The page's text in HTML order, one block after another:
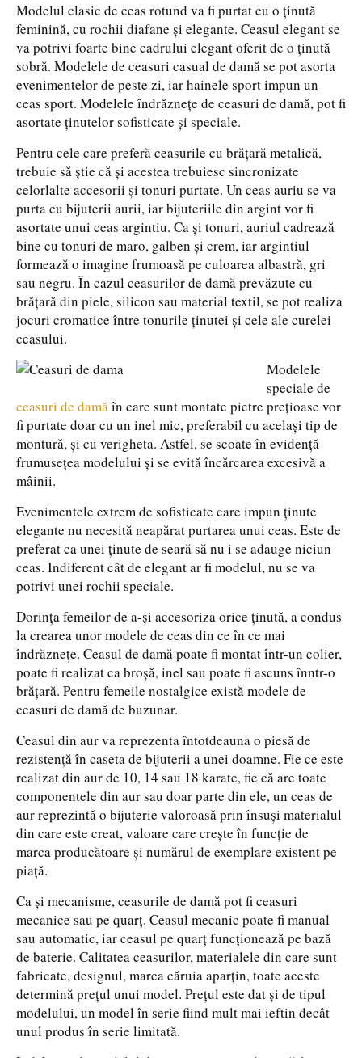
Modelul clasic de ceas rotund va fi purtat cu o ţinută
feminină, cu rochii diafane şi elegante. Ceasul elegant se
va potrivi foarte bine cadrului elegant oferit de o ţinută
sobră. Modelele de ceasuri casual de damă se pot asorta
evenimentelor de peste zi, iar hainele sport impun un
ceas sport. Modelele îndrăzneţe de ceasuri de damă, pot fi
asortate ţinutelor sofisticate şi speciale.
Pentru cele care preferă ceasurile cu brăţară metalică,
trebuie să ştie că şi acestea trebuiesc sincronizate
celorlalte accesorii şi tonuri purtate. Un ceas auriu se va
purta cu bijuterii aurii, iar bijuteriile din argint vor fi
asortate unui ceas argintiu. Ca şi tonuri, auriul cadrează
bine cu tonuri de maro, galben şi crem, iar argintiul
formează o imagine frumoasă pe culoarea albastră, gri
sau negru. În cazul ceasurilor de damă prevăzute cu
brăţară din piele, silicon sau material textil, se pot realiza
jocuri cromatice între tonurile ţinutei şi cele ale curelei
ceasului.
Modelele
speciale de
ceasuri de damăîn care sunt montate pietre preţioase vor
fi purtate doar cu un inel mic, preferabil cu acelaşi tip de
montură, şi cu verigheta. Astfel, se scoate în evidenţă
frumuseţea modelului şi se evită încărcarea excesivă a
mâinii.
Evenimentele extrem de sofisticate care impun ţinute
elegante nu necesită neapărat purtarea unui ceas. Este de
preferat ca unei ţinute de seară să nu i se adauge niciun
ceas. Indiferent cât de elegant ar fi modelul, nu se va
potrivi unei rochii speciale.
Dorinţa femeilor de a-şi accesoriza orice ţinută, a condus
la crearea unor modele de ceas din ce în ce mai
îndrăzneţe. Ceasul de damă poate fi montat într-un colier,
poate fi realizat ca broşă, inel sau poate fi ascuns înntr-o
brăţară. Pentru femeile nostalgice există modele de
ceasuri de damă de buzunar.
Ceasul din aur va reprezenta întotdeauna o piesă de
rezistenţă în caseta de bijuterii a unei doamne. Fie ce este
realizat din aur de 10, 14 sau 18 karate, fie că are toate
componentele din aur sau doar parte din ele, un ceas de
aur reprezintă o bijuterie valoroasă prin însuşi materialul
din care este creat, valoare care creşte în funcţie de
marca producătoare şi numărul de exemplare existent pe
piaţă.
Ca şi mecanisme, ceasurile de damă pot fi ceasuri
mecanice sau pe quarţ. Ceasul mecanic poate fi manual
sau automatic, iar ceasul pe quarţ funcţionează pe bază
de baterie. Calitatea ceasurilor, materialele din care sunt
fabricate, designul, marca căruia aparţin, toate aceste
determină preţul unui model. Preţul este dat şi de tipul
modelului, un model în serie fiind mult mai ieftin decât
unul produs în serie limitată.